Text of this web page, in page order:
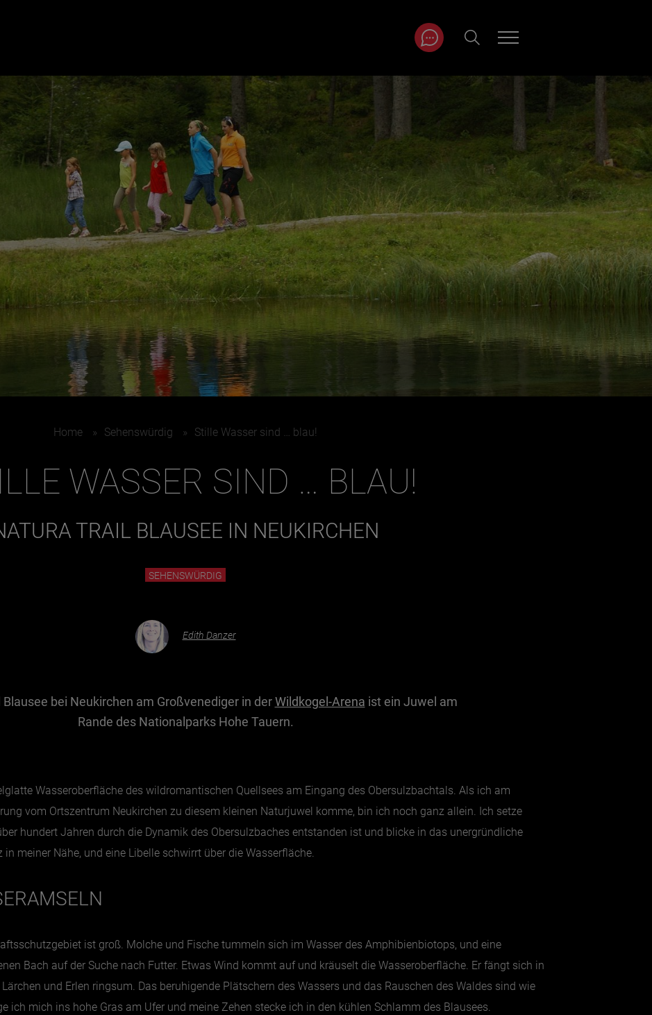
KATEGORIEN
Essen & Trinken
Outdoor & Sport
Gesundheit
Nachhaltigkeit
Sehenswürdig
Kunst & Kultur
Brauchtum
Lifestyle
Hotel & Reise
Archiv
BEITRÄGE NACH
MONAT
Jänner
Februar
März
April
Mai
Juni
Juli
August
September
Oktober
November
Dezember
Home » Sehenswürdig » Stille Wasser sind … blau!
WASSER SIND … BLAU!
TRAIL BLAUSEE IN NEUKIRCHEN
SEHENSWÜRDIG
Edith Danzer
Blausee bei Neukirchen am Großvenediger in derWildkogel-Arena ist ein Juwel am
Rande des Nationalparks Hohe Tauern.
Wasseroberfläche des wildromantischen Quellsees am Eingang des Obersulzbachtals. Als ich am
vom Ortszentrum Neukirchen zu diesem kleinen Naturjuwel komme, bin ich noch ganz allein. Ich setze
hundert Jahren durch die Dynamik des Obersulzbaches entstanden ist und blicke in das unergründliche
meiner Nähe, und eine Libelle schwirrt über die Wasserfläche.
ist groß. Molche und Fische tummeln sich im Wasser des Amphibienbiotops, und eine
Bach auf der Suche nach Futter. Etwas Wind kommt auf und kräuselt die Wasseroberfläche. Er fängt sich in
und Erlen ringsum. Das beruhigende Plätschern des Wassers und das Rauschen des Waldes sind wie
ich mich ins hohe Gras am Ufer und meine Zehen stecke ich in den kühlen Schlamm des Blausees.